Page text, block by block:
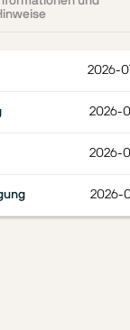
2026-
2026-
2026-
2026-